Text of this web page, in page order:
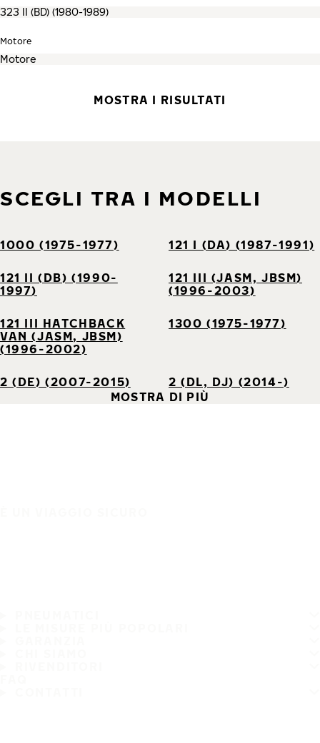
Motore
MOSTRA I RISULTATI
SCEGLI TRA I MODELLI
1000 (1975-1977) 121 I (DA) (1987-1991)
121 II (DB) (1990-
1997)
121 III (JASM, JBSM)
(1996-2003)
121 III HATCHBACK
VAN (JASM, JBSM)
(1996-2002)
1300 (1975-1977)
2 (DE) (2007-2015)
2 (DL, DJ) (2014-)
MOSTRA DI PIÙ